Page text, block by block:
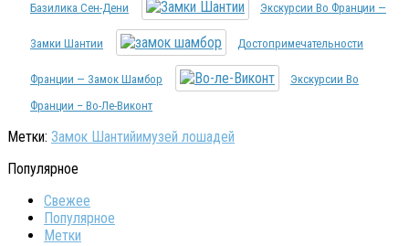
Базилика Сен-Дени Экскурсии Во Франции —
Замки Шантии Достопримечательности
Франции — Замок Шамбор
Экскурсии Во
Франции – Во-Ле-Виконт
Метки: Замок Шантийимузей лошадей
Популярное
Свежее
Популярное
Метки